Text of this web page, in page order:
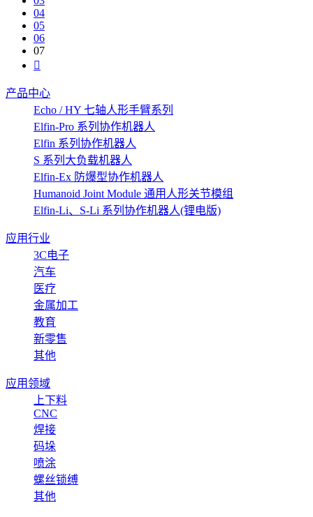
04
05
06
07
产品中心
Echo / HY 七轴人形手臂系列
Elfin-Pro 系列协作机器人
Elfin 系列协作机器人
S 系列大负载机器人
Elfin-Ex 防爆型协作机器人
Humanoid Joint Module 通用人形关节模组
Elfin-Li、S-Li 系列协作机器人(锂电版)
应用行业
3C电子
汽车
医疗
金属加工
教育
新零售
其他
应用领域
上下料
CNC
焊接
码垛
喷涂
螺丝锁缚
其他